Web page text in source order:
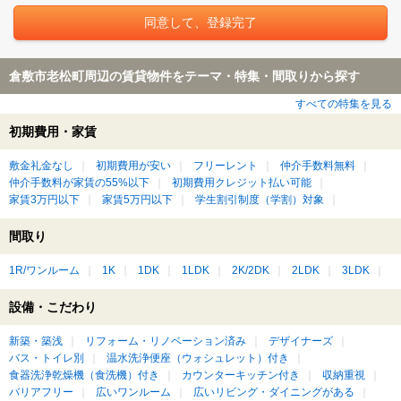
倉敷市老松町周辺の賃貸物件をテーマ・特集・間取りから探す
すべての特集を見る
初期費用・家賃
敷金礼金なし 初期費用が安い フリーレント
仲介手数料無料
仲介手数料が家賃の55%以下
初期費用クレジット払い可能
家賃3万円以下
家賃5万円以下 学生割引制度（学割）対象
間取り
1R/ワンルーム 1K 1DK 1LDK 2K/2DK 2LDK 3LDK
設備・こだわり
新築・築浅 リフォーム・リノベーション済み
デザイナーズ
バス・トイレ別
温水洗浄便座（ウォシュレット）付き
食器洗浄乾燥機（食洗機）付き
カウンターキッチン付き
収納重視
バリアフリー
広いワンルーム
広いリビング・ダイニングがある